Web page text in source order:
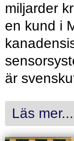
miljarder
en kund i
är
Läs mer...